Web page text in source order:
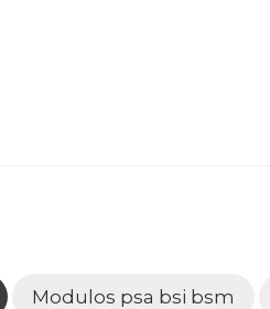
Modulos psa bsi bsm